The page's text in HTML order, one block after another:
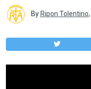
By Ripon Tolentino,